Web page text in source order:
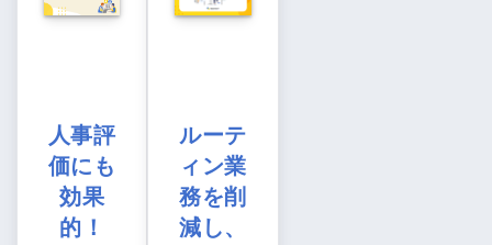
人事評
価にも
効果
的！
ルーテ
ィン業
務を削
減し、